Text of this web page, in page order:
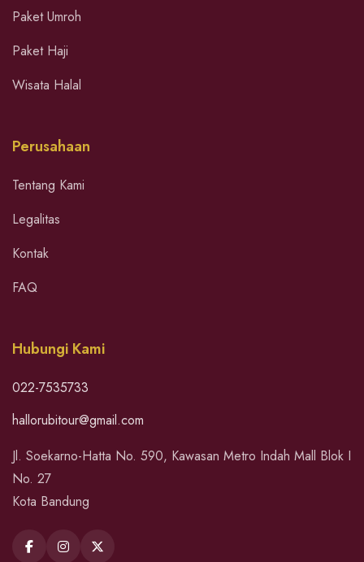
Paket Umroh
Paket Haji
Wisata Halal
Perusahaan
Tentang Kami
Legalitas
Kontak
FAQ
Hubungi Kami
022-7535733
hallorubitour@gmail.com
Jl. Soekarno-Hatta No. 590, Kawasan Metro Indah Mall Blok I
No. 27
Kota Bandung